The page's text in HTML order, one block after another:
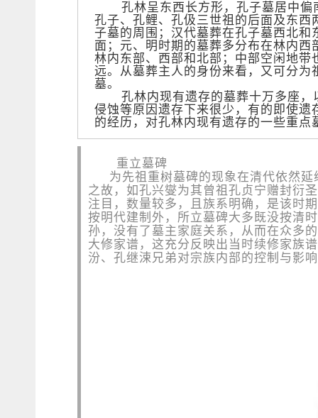
孔林呈东西长方形，孔子墓居中
孔子、孔鲤、孔伋三世祖的后面及东
子墓的周围；汉代墓葬在孔子墓西北
面；元、明时期的墓葬多分布在林内
林内东部、西部和北部；中部空闲地
远。从墓葬主人的身份来看，又可分
墓。
孔林内现有遗存的墓葬十万多座
侵蚀等原因遗存下来很少，有的即使
的经历，对孔林内现有遗存的一些重点
重立墓碑
为先祖重树墓碑的现象在清代依然
之故，如孔兴燮为其曾祖孔贞宁赠封衍
注目，数量较多，且族系明确，是该时
按明代建制外，所立墓碑大多既没按清
孙，没有了墓主家庭关系，从而在众多
大修家谱，这充分反映出当时续修家族
汾、孔继涑兄弟对宗族内部的控制与影